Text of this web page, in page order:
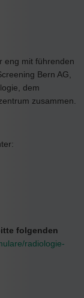
eng mit führenden
Bern AG,
dem
zusammen.
folgenden
radiologie-